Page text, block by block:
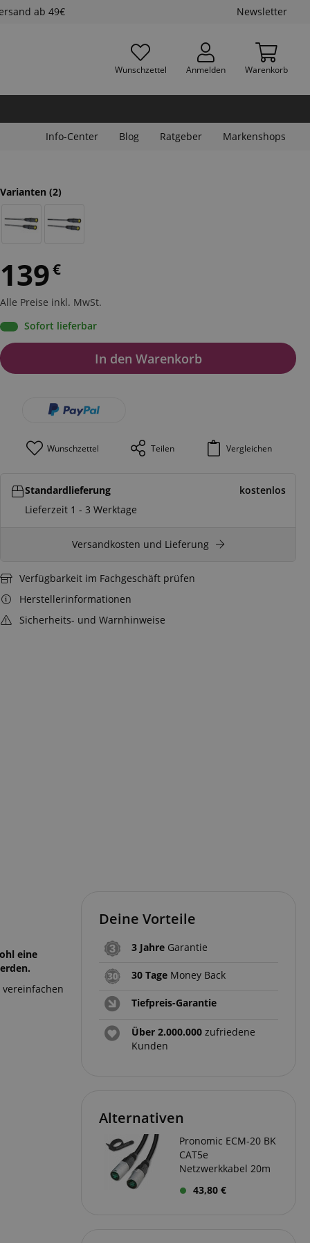
ab 49€ Newsletter
Wunschzettel Anmelden Warenkorb
Info-Center Blog Ratgeber Markenshops
Varianten (2)
139€
Alle Preise inkl. MwSt.
Sofort lieferbar
In den Warenkorb
Wunschzettel Teilen Vergleichen
Standardlieferung
kostenlos
Lieferzeit 1 - 3 Werktage
Versandkosten und Lieferung
Verfügbarkeit im Fachgeschäft prüfen
Herstellerinformationen
Sicherheits- und Warnhinweise
eine
vereinfachen
Deine Vorteile
3 Jahre Garantie
30 Tage Money Back
Tiefpreis-Garantie
Über 2.000.000 zufriedene
Kunden
Alternativen
Pronomic ECM-20 BK
CAT5e
Netzwerkkabel 20m
43,80 €